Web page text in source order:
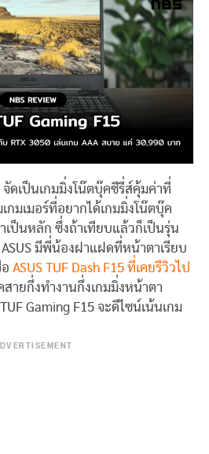
จัดเป็นเกมมิ่งโน๊ตบุ๊คซีรี่ส์คุ้มค่าที่
กมเมอร์ที่อยากได้เกมมิ่งโน๊ตบุ๊ค
เป็นหลัก ซึ่งถ้าเทียบแล้วก็เป็นรุ่น
ASUS มีพี่น้องฝาแฝดที่หน้าตาเรียบ
ASUS TUF Dash F15 ที่เคยรีวิวไป
ายกึ่งทำงานกึ่งเกมมิ่งหน้าตา
Gaming F15 จะดีไซน์เน้นเกม